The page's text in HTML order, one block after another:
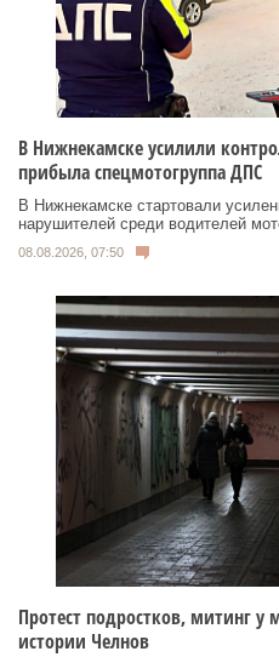
В Нижнекамске усилили
прибыла спецмотогруппа ДПС
В Нижнекамске стартовали
нарушителей среди водителей
08.08.2026, 07:50
Протест подростков, митинг
истории Челнов